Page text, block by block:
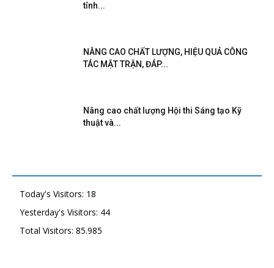
tỉnh...
NÂNG CAO CHẤT LƯỢNG, HIỆU QUẢ CÔNG
TÁC MẶT TRẬN, ĐÁP...
Nâng cao chất lượng Hội thi Sáng tạo Kỹ
thuật và...
Today's Visitors: 18
Yesterday's Visitors: 44
Total Visitors: 85.985